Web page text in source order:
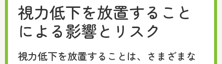
視力低下を放置すること
による影響とリスク
視力低下を放置することは、さまざまな